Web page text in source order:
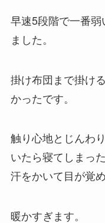
早速5段階で一番
ました。
掛け布団まで掛け
かったです。
触り心地とじんわ
いたら寝てしまっ
汗をかいて目が覚め
暖かすぎます。